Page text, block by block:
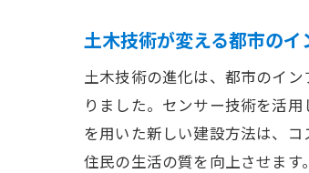
土木技術が変える都市のイ
土木技術の進化は、都市のイ
りました。センサー技術を活
を用いた新しい建設方法は、
住民の生活の質を向上させます